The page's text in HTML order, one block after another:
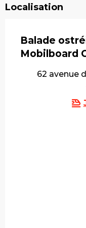
Localisation
Balade
Mobilboard
62 avenue